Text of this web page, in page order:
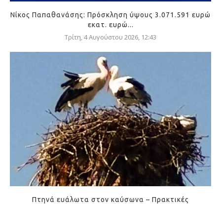
Νίκος Παπαθανάσης: Πρόσκληση ύψους 3.071.591 ευρώ
εκατ. ευρώ...
Τρίτη, 4 Αυγούστου 2026, 12:43
Πτηνά ευάλωτα στον καύσωνα – Πρακτικές